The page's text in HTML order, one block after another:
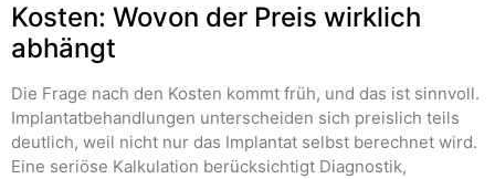
Kosten: Wovon der Preis wirklich
abhängt
Die Frage nach den Kosten kommt früh, und das ist sinnvoll.
Implantatbehandlungen unterscheiden sich preislich teils
deutlich, weil nicht nur das Implantat selbst berechnet wird.
Eine seriöse Kalkulation berücksichtigt Diagnostik,